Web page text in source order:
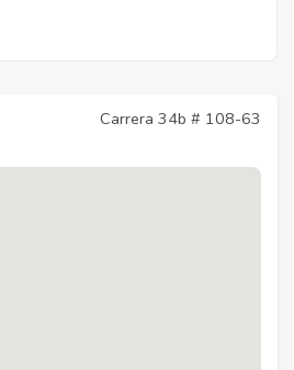
Carrera 34b # 108-63